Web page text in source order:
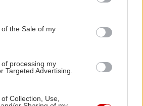
to Google and its third-party tags to
specified purposes in below Google
the Sale of my
processing my
Targeted Advertising.
Collection, Use,